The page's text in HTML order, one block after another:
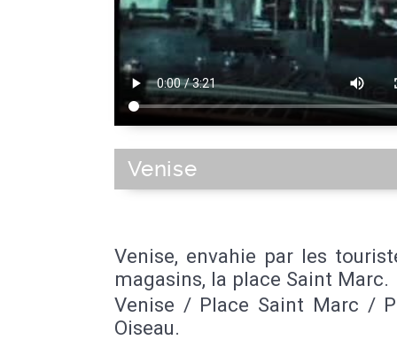
Venise
Venise, envahie par les
magasins, la place Saint Marc.
Venise / Place Saint Marc /
Oiseau.